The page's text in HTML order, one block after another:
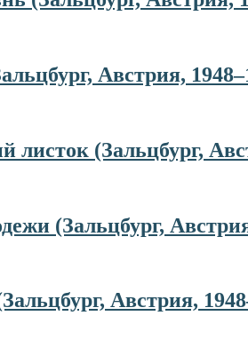
Австрия,
листок (Зальцбург,
(Зальцбург,
Австрия,